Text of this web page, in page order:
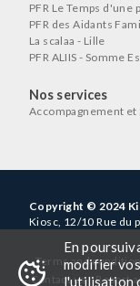
En
modifier
l'utilisation
PFR Le Temps d'une
PFR des Aidants
La scalaa - Lille
PFR ALIIS - Somme
Nos services
Accompagnement et
Copyright © 2024
Kiosc, 12/10 Rue du
-Terms and
Contact us-Report